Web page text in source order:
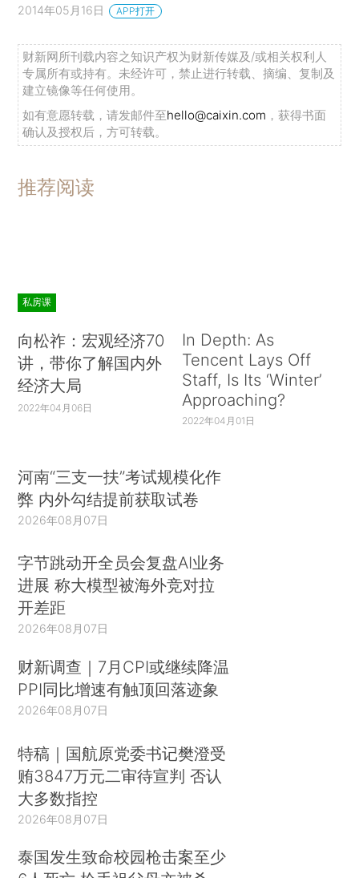
2014年05月16日 APP打开
财新网所刊载内容之知识产权为财新传媒及/或相关权利人
专属所有或持有。未经许可，禁止进行转载、摘编、复制及
建立镜像等任何使用。
如有意愿转载，请发邮件至hello@caixin.com ，获得书面
确认及授权后，方可转载。
推荐阅读
私房课
向松祚：宏观经济70
讲，带你了解国内外
经济大局
2022年04月06日
In Depth: As
Tencent Lays Off
Staff, Is Its ‘Winter’
Approaching?
2022年04月01日
河南“三支一扶”考试规模化作
弊 内外勾结提前获取试卷
2026年08月07日
字节跳动开全员会复盘AI业务
进展 称大模型被海外竞对拉
开差距
2026年08月07日
财新调查｜7月CPI或继续降温
PPI同比增速有触顶回落迹象
2026年08月07日
特稿｜国航原党委书记樊澄受
贿3847万元二审待宣判 否认
大多数指控
2026年08月07日
泰国发生致命校园枪击案至少